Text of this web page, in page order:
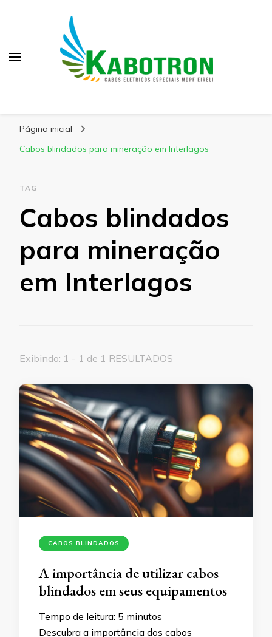
Página inicial
Cabos blindados para mineração em Interlagos
TAG
Cabos blindados
para mineração
em Interlagos
Exibindo: 1 - 1 de 1 RESULTADOS
CABOS BLINDADOS
A importância de utilizar cabos
blindados em seus equipamentos
Tempo de leitura: 5 minutos
Descubra a importância dos cabos